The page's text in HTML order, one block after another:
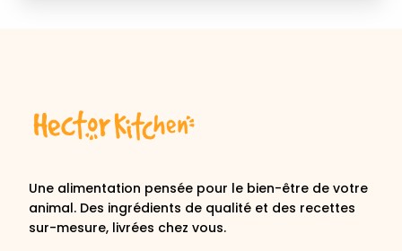
Une alimentation pensée pour le bien-être de votre
animal. Des ingrédients de qualité et des recettes
sur-mesure, livrées chez vous.